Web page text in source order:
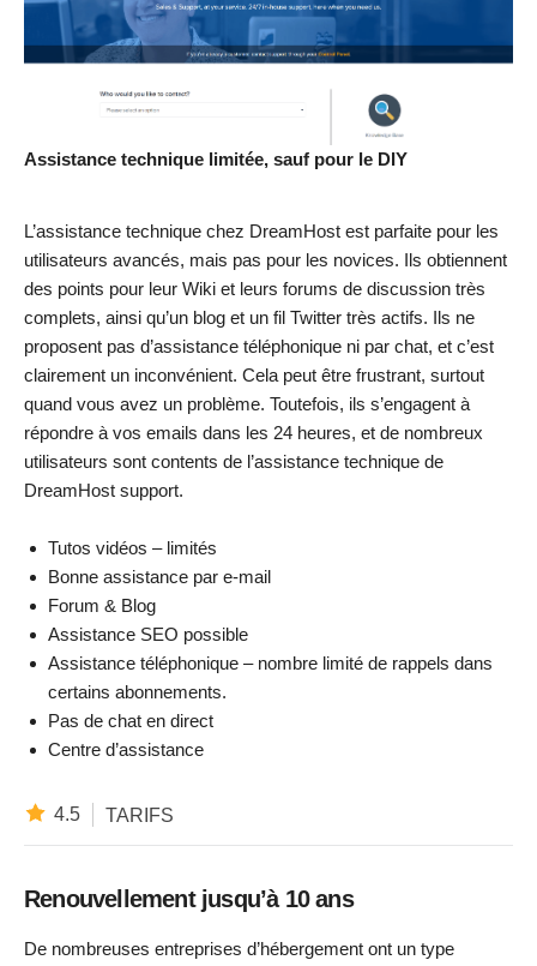
Assistance technique limitée, sauf pour le DIY
L’assistance technique chez DreamHost est parfaite pour les
utilisateurs avancés, mais pas pour les novices. Ils obtiennent
des points pour leur Wiki et leurs forums de discussion très
complets, ainsi qu’un blog et un fil Twitter très actifs. Ils ne
proposent pas d’assistance téléphonique ni par chat, et c’est
clairement un inconvénient. Cela peut être frustrant, surtout
quand vous avez un problème. Toutefois, ils s’engagent à
répondre à vos emails dans les 24 heures, et de nombreux
utilisateurs sont contents de l’assistance technique de
DreamHost support.
Tutos vidéos – limités
Bonne assistance par e-mail
Forum & Blog
Assistance SEO possible
Assistance téléphonique – nombre limité de rappels dans
certains abonnements.
Pas de chat en direct
Centre d’assistance
4.5 TARIFS
Renouvellement jusqu’à 10 ans
De nombreuses entreprises d’hébergement ont un type